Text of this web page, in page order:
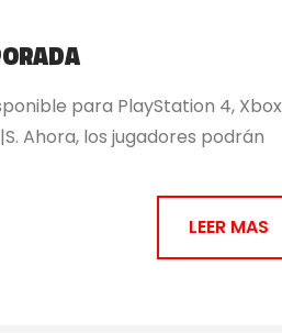
para PlayStation 4, Xbox
Ahora, los jugadores podrán
LEER MAS